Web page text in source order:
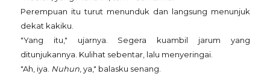
Perempuan itu turut menunduk dan langsung menunjuk
dekat kakiku.
"Yang itu," ujarnya. Segera kuambil jarum yang
ditunjukannya. Kulihat sebentar, lalu menyeringai.
"Ah, iya. Nuhun , ya," balasku senang.